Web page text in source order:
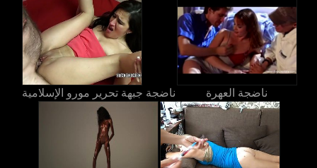
ناضجة جبهة تحرير مورو الإسلامية ناضجة العهرة